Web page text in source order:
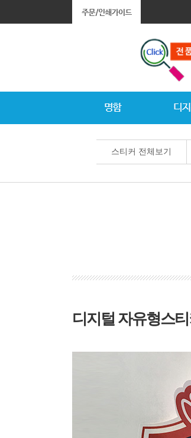
스티커 전체보기
디지털 자유형스티